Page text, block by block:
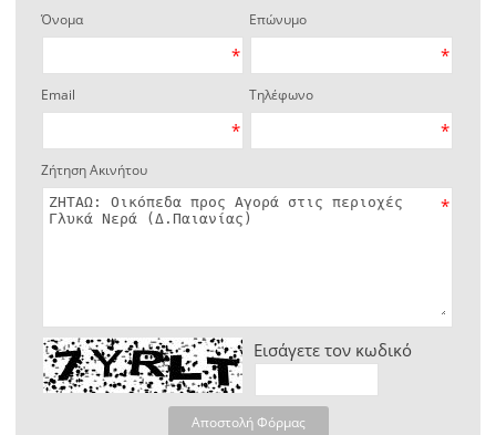
Όνομα
*
Επώνυμο
*
Email
*
Τηλέφωνο
*
Ζήτηση Ακινήτου
*
Εισάγετε τον κωδικό
Αποστολή Φόρμας